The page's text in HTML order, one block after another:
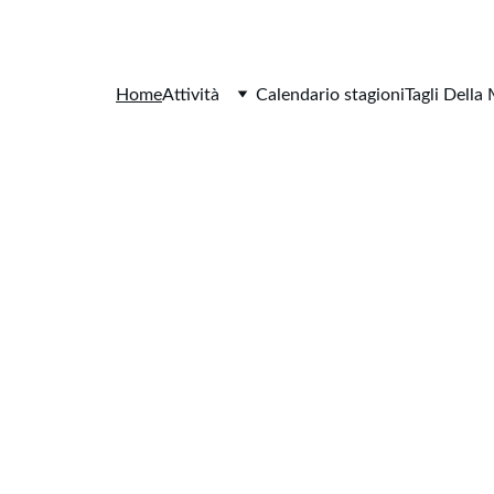
HomeAttività Calendario stagioniTagli Della